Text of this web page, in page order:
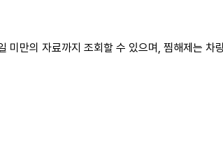
만의 자료까지 조회할 수 있으며, 찜해제는 차